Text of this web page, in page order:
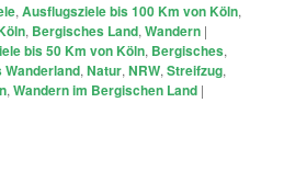
,Ausflugsziele bis 100 Km von Köln,
, Bergisches Land,Wandern |
bis 50 Km von Köln, Bergisches,
,Natur,NRW,Streifzug,
,Wandern im Bergischen Land |